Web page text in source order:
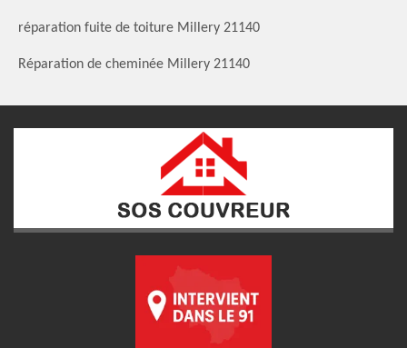
réparation fuite de toiture Millery 21140
Réparation de cheminée Millery 21140